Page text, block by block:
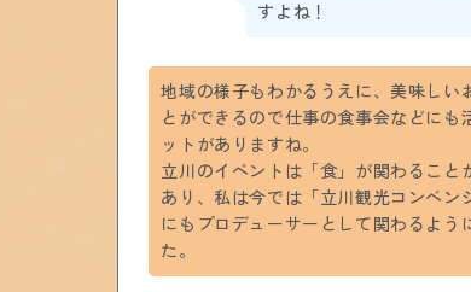
すよね！
地域の様子もわかるうえに、美味しい
とができるので仕事の食事会などにも
ットがありますね。
立川のイベントは「食」が関わること
あり、私は今では「立川観光コンベン
にもプロデューサーとして関わるよう
た。